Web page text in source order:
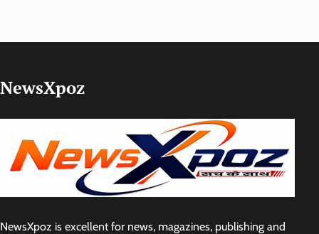
NewsXpoz
NewsXpoz is excellent for news, magazines, publishing and